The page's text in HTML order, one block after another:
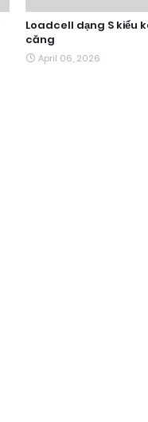
Loadcell dạng S kiểu
căng
April 06, 2026